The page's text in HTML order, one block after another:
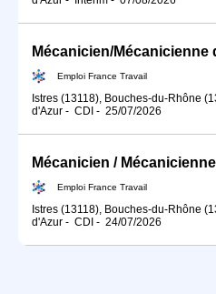
Mécanicien/Mécanicienne
Emploi France Travail
Istres (13118), Bouches-du-Rhône
d'Azur - CDI - 25/07/2026
Emploi France Travail
Istres (13118), Bouches-du-Rhône
d'Azur - CDI - 24/07/2026